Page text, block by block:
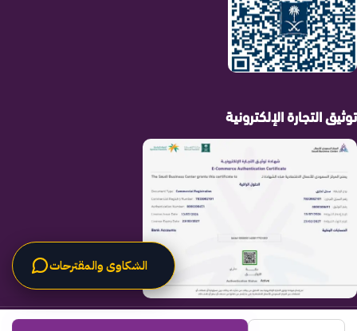
توثيق التجارة الإلكترونية
جميع الحقوق محفوظة لـالحلول الراقية© 2025.
الشكاوى والمقترحات